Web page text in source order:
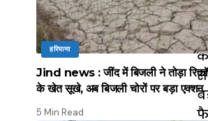
हरियाणा
Jind news : जींद में बिजली ने तोड़ा
के खेत सूखे, अब बिजली चोरों पर बड़ा एक्शन
5 Min Read